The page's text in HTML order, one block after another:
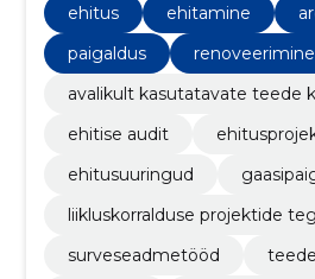
ehitus
ehitamine
paigaldus
renoveerimine
avalikult kasutatavate teede
ehitise audit
ehitusuuringud
liikluskorralduse projektide
surveseadmetööd